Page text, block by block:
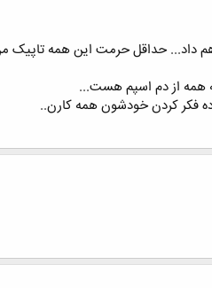
داد... حداقل حرمت این همه
از دم اسپم هست...
فکر کردن خودشون همه کارن..